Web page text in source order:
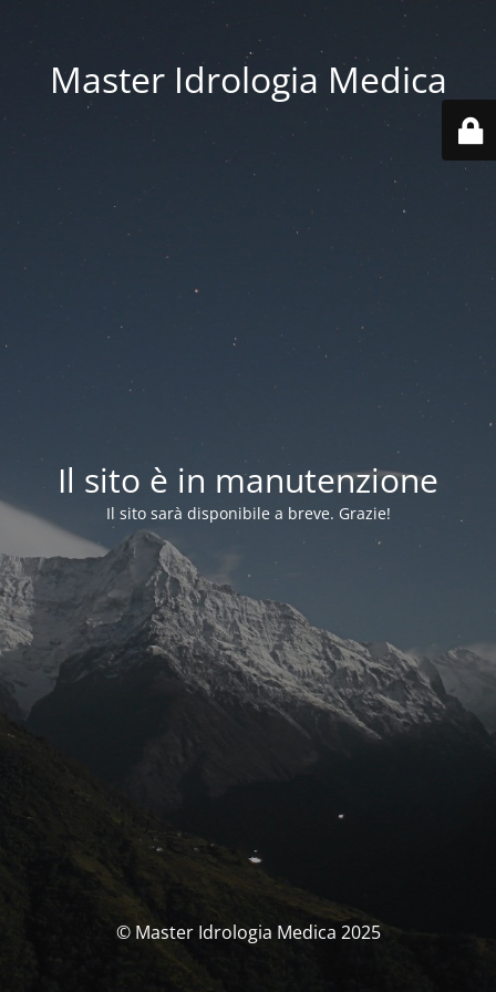
Master Idrologia Medica
Il sito è in manutenzione
Il sito sarà disponibile a breve. Grazie!
© Master Idrologia Medica 2025